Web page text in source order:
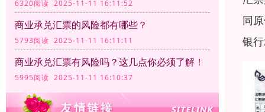
6320阅读 2025-11-11 16:11:52
商业承兑汇票的风险都有哪些？
5793阅读 2025-11-11 16:11:11
商业承兑汇票有风险吗？这几点你必须了解！
5995阅读 2025-11-11 16:10:37
同
银